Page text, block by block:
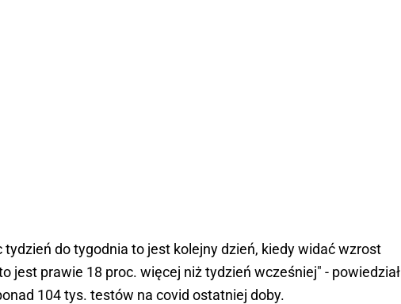
tydzień do tygodnia to jest kolejny dzień, kiedy widać wzrost
jest prawie 18 proc. więcej niż tydzień wcześniej" - powiedział
104 tys. testów na covid ostatniej doby.